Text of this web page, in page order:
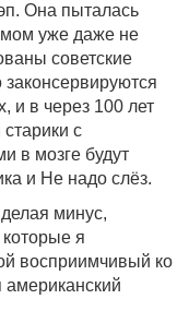
Она пыталась
уже даже не
советские
законсервируются
и в через 100 лет
с
в мозге будут
и Не надо слёз.
минус,
я
восприимчивый ко